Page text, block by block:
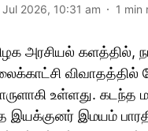
2026, 10:31 am 1 min
அரசியல் களத்தில்,
விவாதத்தில்
உள்ளது. கடந்த
இயக்குனர் இமயம்